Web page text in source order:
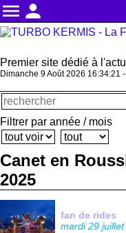
menu person
Premier site dédié à
Dimanche 9 Août 2026 16:34:22
Filtrer par année / mois
Canet en
2025
fan de rides
mardi 29